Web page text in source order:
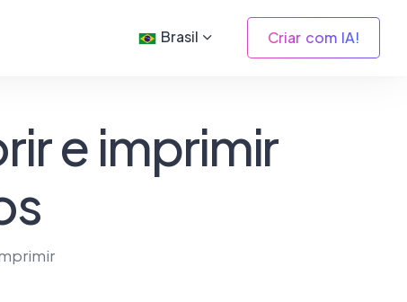
Brasil Criar com IA!
e imprimir